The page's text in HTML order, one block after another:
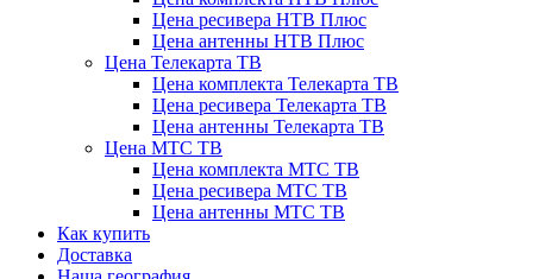
Цена ресивера НТВ Плюс
Цена антенны НТВ Плюс
Цена Телекарта ТВ
Цена комплекта Телекарта ТВ
Цена ресивера Телекарта ТВ
Цена антенны Телекарта ТВ
Цена МТС ТВ
Цена комплекта МТС ТВ
Цена ресивера МТС ТВ
Цена антенны МТС ТВ
Как купить
Доставка